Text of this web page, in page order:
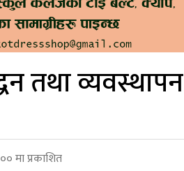
तथा व्यवस्थापन
मा प्रकाशित